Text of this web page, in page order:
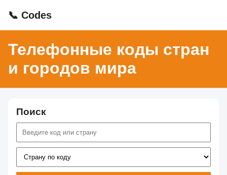
📞 Codes
Телефонные коды стран
и городов мира
Поиск